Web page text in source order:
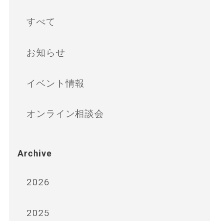
すべて
お知らせ
イベント情報
オンライン相談会
Archive
2026
2025